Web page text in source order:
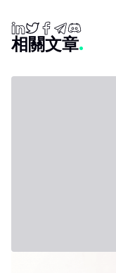
相關文章